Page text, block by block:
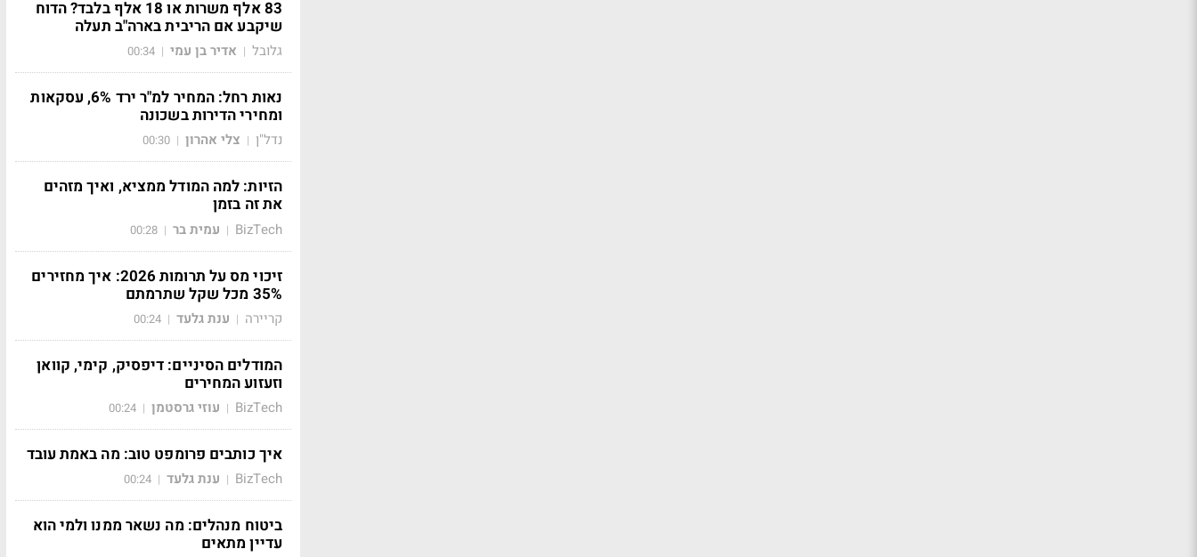
83 אלף משרות או 18 אלף בלבד? הדוח
שיקבע אם הריבית בארה"ב תעלה
גלובל | אדיר בן עמי |
00:34
נאות רחל: המחיר למ"ר ירד 6%, עסקאות
ומחירי הדירות בשכונה
נדל"ן | צלי אהרון |
00:30
הזיות: למה המודל ממציא, ואיך מזהים
את זה בזמן
BizTech
| עמית בר |
00:28
זיכוי מס על תרומות 2026: איך מחזירים
35% מכל שקל שתרמתם
קריירה | ענת גלעד |
00:24
המודלים הסיניים: דיפסיק, קימי, קוואן
וזעזוע המחירים
BizTech
| עוזי גרסטמן |
00:24
איך כותבים פרומפט טוב: מה באמת עובד
BizTech
| ענת גלעד |
00:24
ביטוח מנהלים: מה נשאר ממנו ולמי הוא
עדיין מתאים